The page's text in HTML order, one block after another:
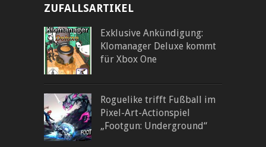
ZUFALLSARTIKEL
Exklusive Ankündigung:
Klomanager Deluxe kommt
für Xbox One
Roguelike trifft Fußball im
Pixel-Art-Actionspiel
„Footgun: Underground“